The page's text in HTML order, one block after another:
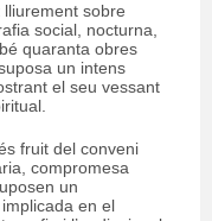
sobre
social, nocturna,
quaranta obres
un intens
el seu vessant
fruit del conveni
compromesa
un
en el